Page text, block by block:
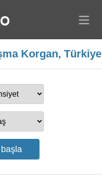
Korgan, Türkiye